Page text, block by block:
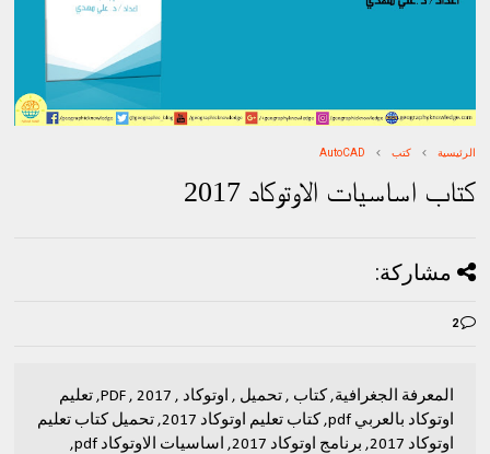
الرئيسية كتب AutoCAD
كتاب اساسيات الاوتوكاد 2017
مشاركة:
2
المعرفة الجغرافية, كتاب , تحميل , اوتوكاد , 2017 , PDF, تعليم
اوتوكاد بالعربي pdf, كتاب تعليم اوتوكاد 2017, تحميل كتاب تعليم
اوتوكاد 2017, برنامج اوتوكاد 2017, اساسيات الاوتوكاد pdf,